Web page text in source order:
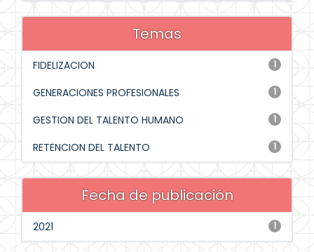
Temas
1
FIDELIZACION
1
GENERACIONES PROFESIONALES
1
GESTION DEL TALENTO HUMANO
1
RETENCION DEL TALENTO
Fecha de publicación
1
2021